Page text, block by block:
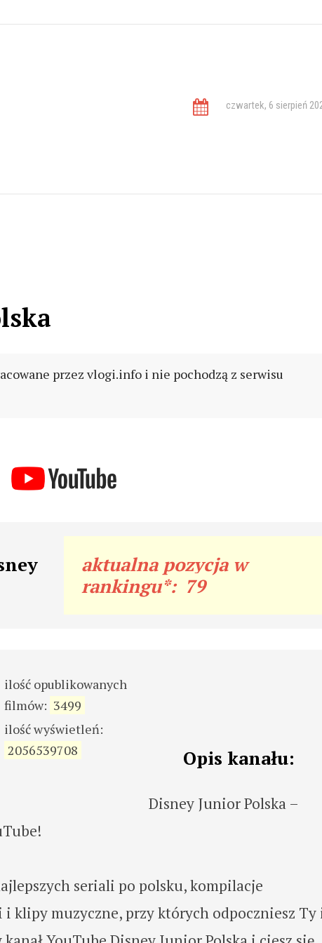
czwartek, 6 sierpień
przez vlogi.info i nie pochodzą z serwisu
aktualna pozycja w
rankingu*: 79
ilość opublikowanych
filmów: 3499
ilość wyświetleń:
2056539708
Opis kanału:
Disney Junior Polska –
seriali po polsku, kompilacje
klipy muzyczne, przy których odpoczniesz Ty